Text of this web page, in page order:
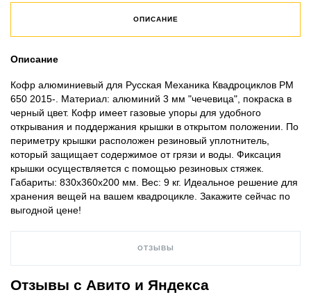
ОПИСАНИЕ
Описание
Кофр алюминиевый для Русская Механика Квадроциклов РМ
650 2015-. Материал: алюминий 3 мм "чечевица", покраска в
черный цвет. Кофр имеет газовые упоры для удобного
открывания и поддержания крышки в открытом положении. По
периметру крышки расположен резиновый уплотнитель,
который защищает содержимое от грязи и воды. Фиксация
крышки осуществляется с помощью резиновых стяжек.
Габариты: 830х360х200 мм. Вес: 9 кг. Идеальное решение для
хранения вещей на вашем квадроцикле. Закажите сейчас по
выгодной цене!
ОТЗЫВЫ
Отзывы с Авито и Яндекса